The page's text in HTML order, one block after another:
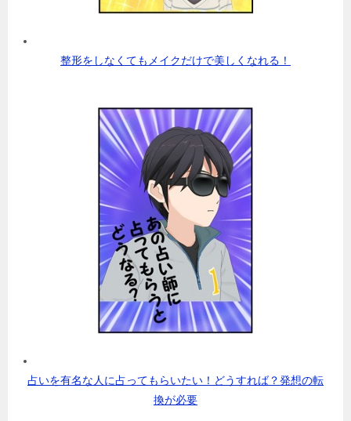
整形をしなくてもメイクだけで美しくなれる！
占いを有名な人に占ってもらいたい！どうすれば？発想の転
換が必要